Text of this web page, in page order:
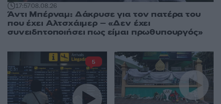
17:5708.08.26
Άντι Μπέρναμ: Δάκρυσε για τον πατέρα του
που έχει Αλτσχάιμερ – «Δεν έχει
συνειδητοποιήσει πως είμαι πρωθυπουργός»
5